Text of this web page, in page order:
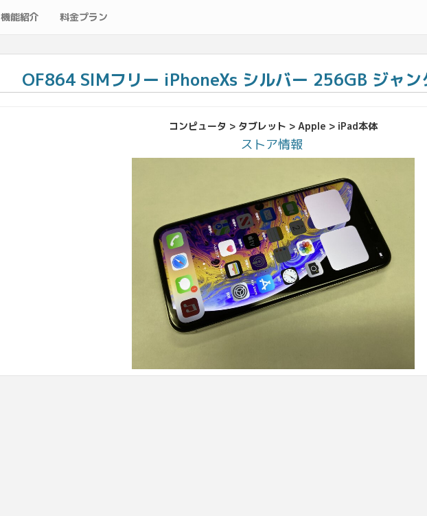
機能紹介 料金プラン
OF864 SIMフリー iPhoneXs シルバー 256GB ジャン
コンピュータ > タブレット > Apple > iPad本体
ストア情報